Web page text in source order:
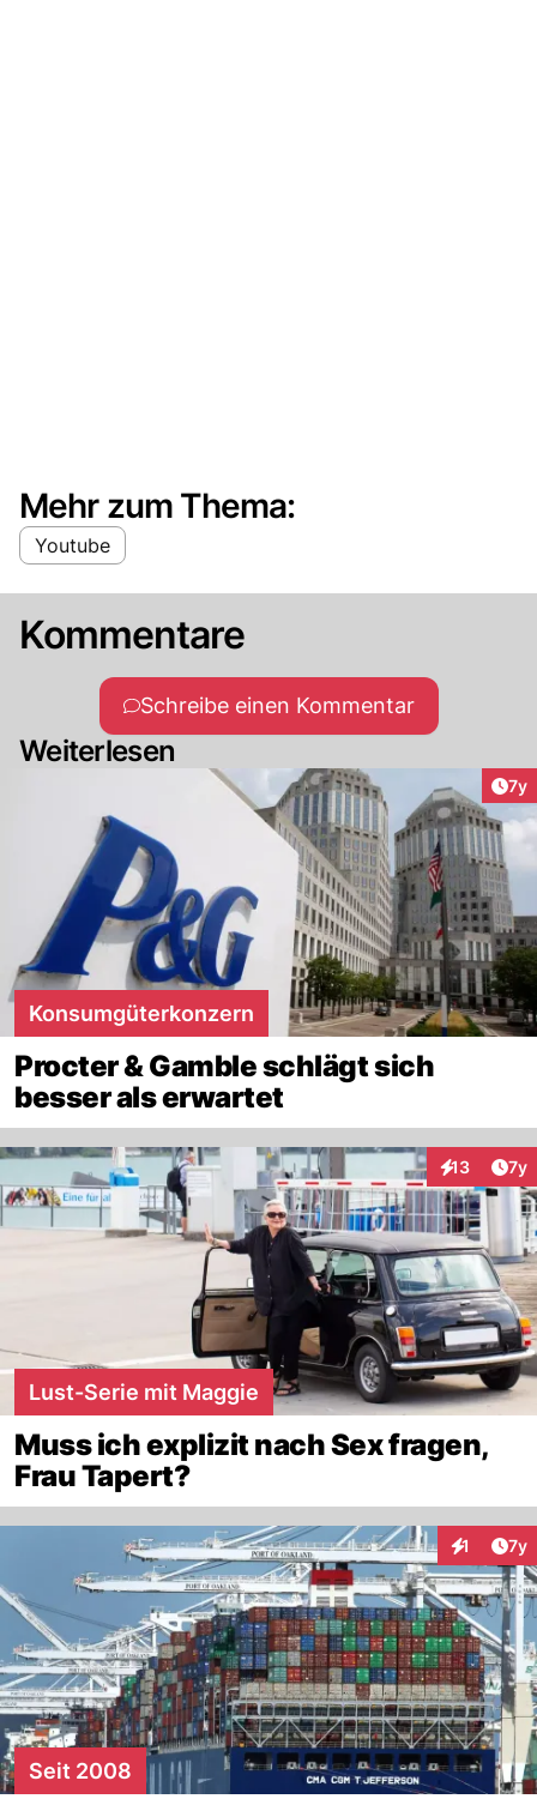
Mehr zum Thema:
Youtube
Kommentare
Schreibe einen Kommentar
Weiterlesen
7y
Konsumgüterkonzern
Procter & Gamble schlägt sich
besser als erwartet
13 7y
Lust-Serie mit Maggie
Muss ich explizit nach Sex fragen,
Frau Tapert?
1 7y
Seit 2008